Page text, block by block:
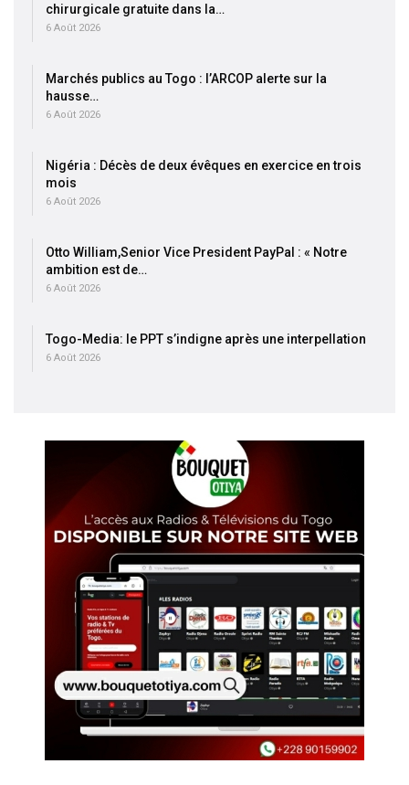
chirurgicale gratuite dans la…
6 Août 2026
Marchés publics au Togo : l’ARCOP alerte sur la
hausse…
6 Août 2026
Nigéria : Décès de deux évêques en exercice en trois
mois
6 Août 2026
Otto William,Senior Vice President PayPal : « Notre
ambition est de…
6 Août 2026
Togo-Media: le PPT s’indigne après une interpellation
6 Août 2026